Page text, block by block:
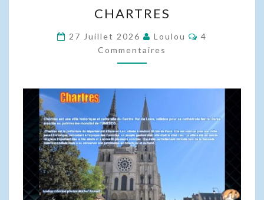
CHARTRES
27 Juillet 2026 Loulou
4
Commentaires